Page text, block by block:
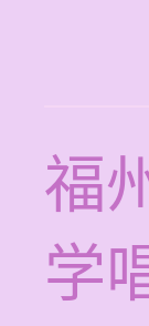
福
学